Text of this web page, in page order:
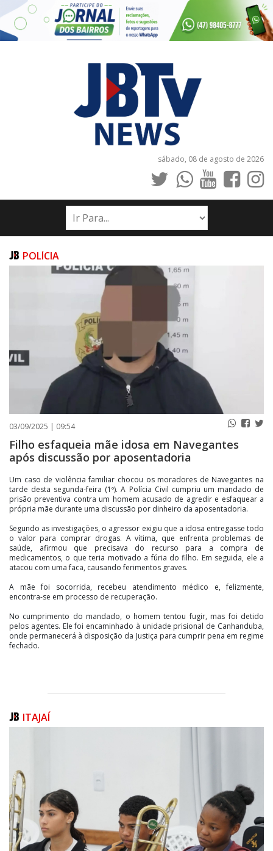
sábado, 08 de agosto de 2026
INÍCIO
NOTÍCIAS
PUBLICAÇÕES LEGAIS
CONTATO
POLÍCIA
03/09/2025 | 09:54
Filho esfaqueia mãe idosa em Navegantes
após discussão por aposentadoria
Um caso de violência familiar chocou os moradores de Navegantes na
tarde desta segunda-feira (1º). A Polícia Civil cumpriu um mandado de
prisão preventiva contra um homem acusado de agredir e esfaquear a
própria mãe durante uma discussão por dinheiro da aposentadoria.
Segundo as investigações, o agressor exigiu que a idosa entregasse todo
o valor para comprar drogas. A vítima, que enfrenta problemas de
saúde, afirmou que precisava do recurso para a compra de
medicamentos, o que teria motivado a fúria do filho. Em seguida, ele a
atacou com uma faca, causando ferimentos graves.
A mãe foi socorrida, recebeu atendimento médico e, felizmente,
encontra-se em processo de recuperação.
No cumprimento do mandado, o homem tentou fugir, mas foi detido
pelos agentes. Ele foi encaminhado à unidade prisional de Canhanduba,
onde permanecerá à disposição da Justiça para cumprir pena em regime
fechado.
ITAJAÍ